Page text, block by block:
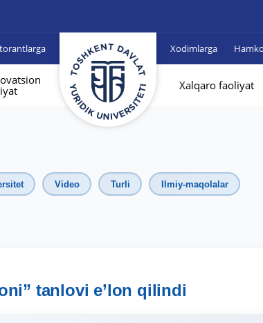
Xodimlarga
Xalqaro faoliyat
Video Turli Ilmiy-maqolalar
tanlovi e’lon qilindi